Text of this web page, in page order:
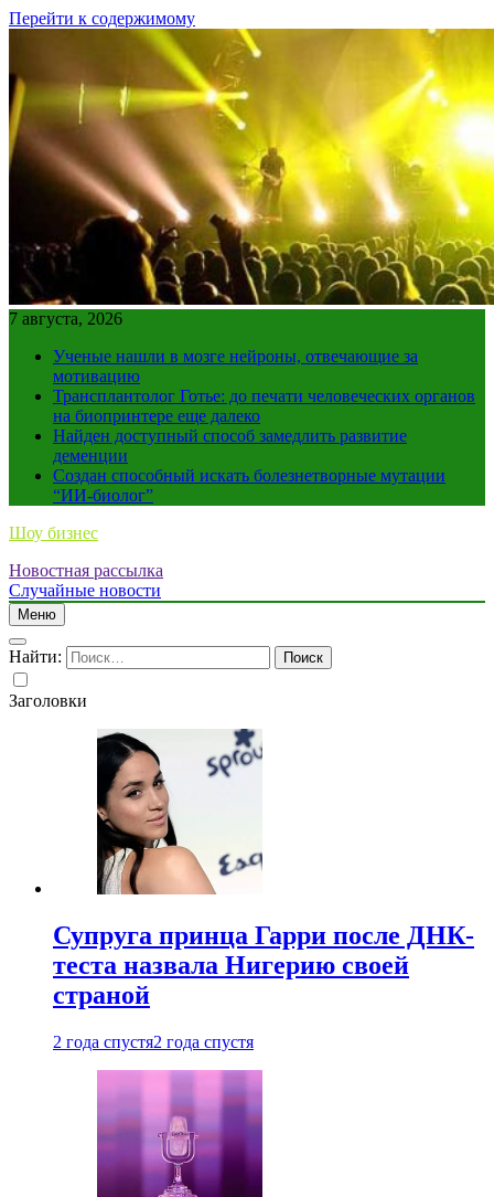
Перейти к содержимому
7 августа, 2026
Ученые нашли в мозге нейроны, отвечающие за
мотивацию
Трансплантолог Готье: до печати человеческих органов
на биопринтере еще далеко
Найден доступный способ замедлить развитие
деменции
Создан способный искать болезнетворные мутации
“ИИ-биолог”
Шоу бизнес
Новостная рассылка
Случайные новости
Меню
Найти:
Заголовки
Супруга принца Гарри после ДНК-
теста назвала Нигерию своей
страной
2 года спустя2 года спустя